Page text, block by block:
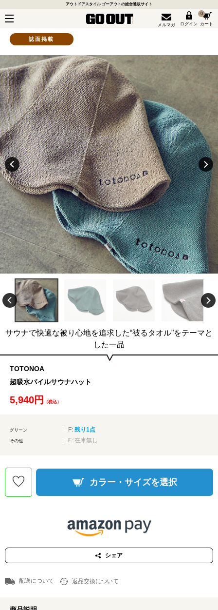
アウトドアスタイル ゴーアウトの総合通販サイト
メルマガ ログイン
0
カート
誌面掲載
サウナで快適な被り心地を追求した“被るタオル”をテーマと
した一品
TOTONOA
超吸水パイルサウナハット
5,940円 （税込）
グリーン F: 残り1点
その他 F: 在庫無し
カラー・サイズを選択
シェア
配送について 返品交換について